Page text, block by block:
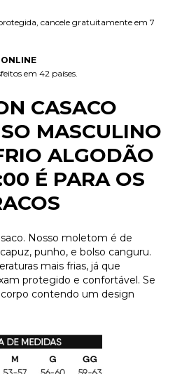
cancele gratuitamente em 7
em 42 países.
CASACO
MASCULINO
ALGODÃO
É PARA OS
Nosso moletom é de
punho, e bolso canguru.
mais frias, já que
protegido e confortável. Se
contendo um design